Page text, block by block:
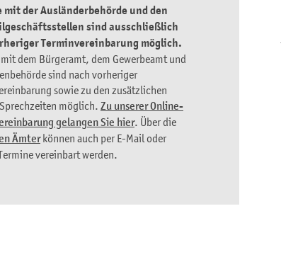
mit der Ausländerbehörde und den
sind ausschließlich
Terminvereinbarung möglich.
dem Bürgeramt, dem Gewerbeamt und
sind nach vorheriger
sowie zu den zusätzlichen
möglich. Zu unserer Online-
gelangen Sie hier. Über die
Ämterkönnen auch per E-Mail oder
vereinbart werden.